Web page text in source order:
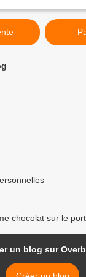
chocolat sur le
un blog sur